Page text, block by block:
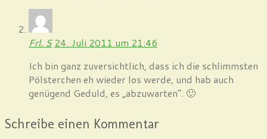
Frl. S 24. Juli 2011 um 21:46
Ich bin ganz zuversichtlich, dass ich die schlimmsten
Pölsterchen eh wieder los werde, und hab auch
genügend Geduld, es „abzuwarten“. 🙂
Schreibe einen Kommentar